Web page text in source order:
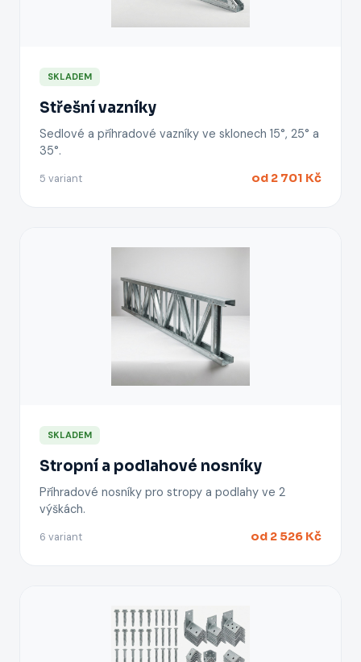
SKLADEM
Střešní vazníky
Sedlové a příhradové vazníky ve sklonech 15°, 25° a
35°.
5 variant od 2 701 Kč
SKLADEM
Stropní a podlahové nosníky
Příhradové nosníky pro stropy a podlahy ve 2
výškách.
6 variant od 2 526 Kč